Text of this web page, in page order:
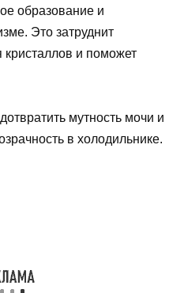
образование и
Это затруднит
и поможет
мутность мочи и
в холодильнике.